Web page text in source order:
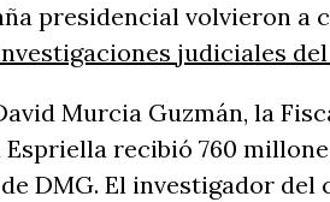
presidencial volvieron a
judiciales
Murcia Guzmán, la
Espriella recibió 760
DMG. El investigador del